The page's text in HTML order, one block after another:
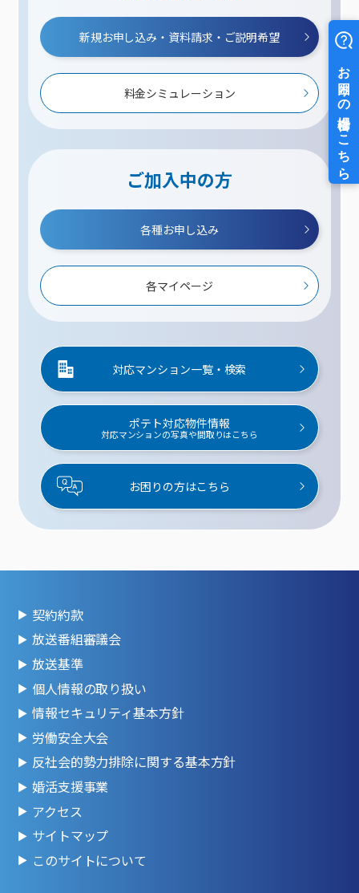
新規お申し込み・資料請求・ご説明希望
料金シミュレーション
ご加入中の方
各種お申し込み
各マイページ
対応マンション一覧・検索
ポテト対応物件情報
対応マンションの写真や間取りはこちら
お困りの方はこちら
契約約款
放送番組審議会
放送基準
個人情報の取り扱い
情報セキュリティ基本方針
労働安全大会
反社会的勢力排除に関する基本方針
婚活支援事業
アクセス
サイトマップ
このサイトについて